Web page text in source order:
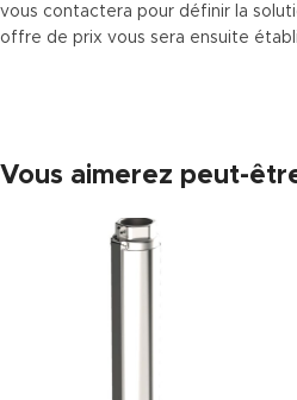
vous contactera pour définir la
offre de prix vous sera ensuite
Vous aimerez peut-